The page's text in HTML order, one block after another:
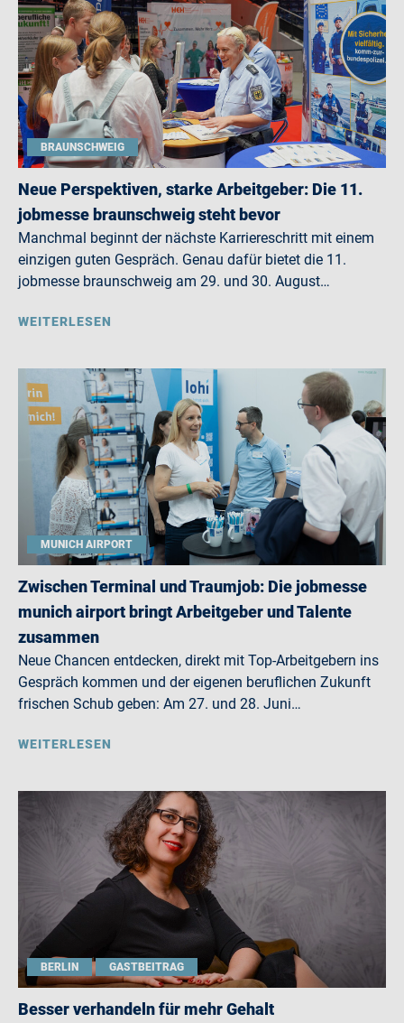
BRAUNSCHWEIG
Neue Perspektiven, starke Arbeitgeber: Die 11.
jobmesse braunschweig steht bevor
Manchmal beginnt der nächste Karriereschritt mit einem
einzigen guten Gespräch. Genau dafür bietet die 11.
jobmesse braunschweig am 29. und 30. August…
WEITERLESEN
MUNICH AIRPORT
Zwischen Terminal und Traumjob: Die jobmesse
munich airport bringt Arbeitgeber und Talente
zusammen
Neue Chancen entdecken, direkt mit Top-Arbeitgebern ins
Gespräch kommen und der eigenen beruflichen Zukunft
frischen Schub geben: Am 27. und 28. Juni…
WEITERLESEN
BERLIN GASTBEITRAG
Besser verhandeln für mehr Gehalt